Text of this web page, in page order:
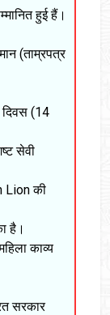
हुई हैं।
(ताम्रपत्र
दिवस (14
सेवी
Lion की
है।
काव्य
सरकार